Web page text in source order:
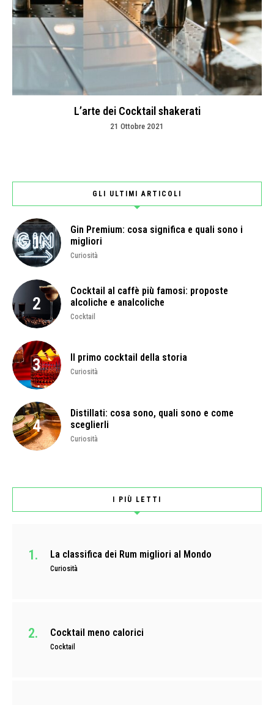
L’arte dei Cocktail shakerati
21 Ottobre 2021
GLI ULTIMI ARTICOLI
Gin Premium: cosa significa e quali sono i
migliori
Curiosità
Cocktail al caffè più famosi: proposte
alcoliche e analcoliche
Cocktail
Il primo cocktail della storia
Curiosità
Distillati: cosa sono, quali sono e come
sceglierli
Curiosità
I PIÙ LETTI
La classifica dei Rum migliori al Mondo
Curiosità
Cocktail meno calorici
Cocktail